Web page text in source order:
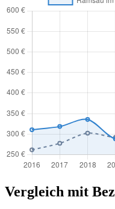
Vergleich mit